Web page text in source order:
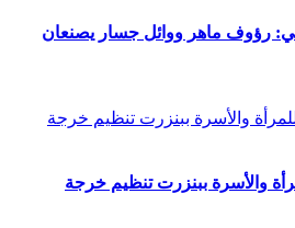
رؤوف ماهر ووائل جسار يصنعان
والأسرة ببنزرت تنظيم خرجة